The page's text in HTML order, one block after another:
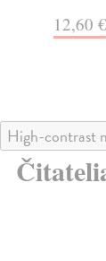
12,60 €
High-contrast